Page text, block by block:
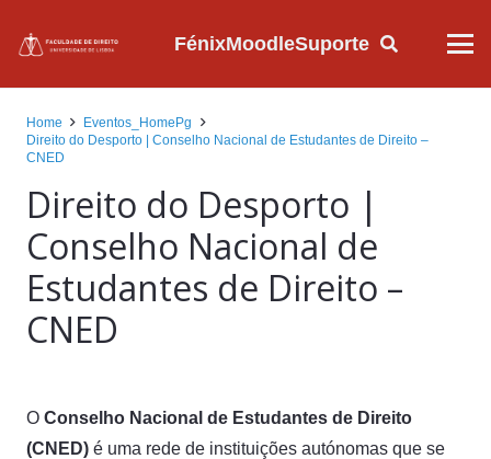
FénixMoodleSuporte
Home
Eventos_HomePg
Direito do Desporto | Conselho Nacional de Estudantes de Direito –
CNED
Direito do Desporto |
Conselho Nacional de
Estudantes de Direito –
CNED
O Conselho Nacional de Estudantes de Direito
(CNED) é uma rede de instituições autónomas que se